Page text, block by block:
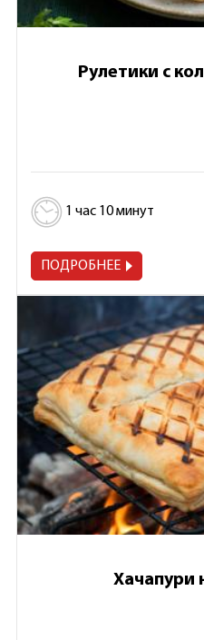
Рулетики с
1 час 10 минут
ПОДРОБНЕЕ
Хачапури